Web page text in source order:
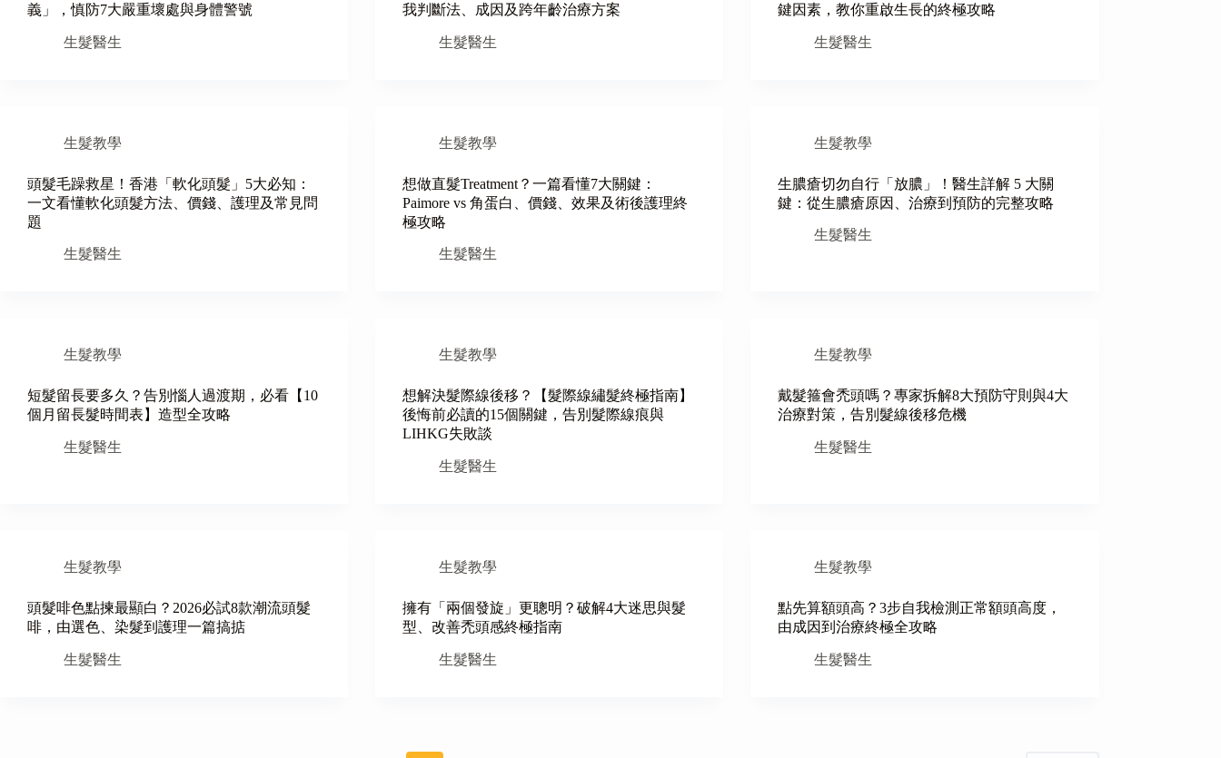
義」，慎防7大嚴重壞處與身體警號
生髮醫生
我判斷法、成因及跨年齡治療方案
生髮醫生
鍵因素，教你重啟生長的終極攻略
生髮醫生
生髮教學
頭髮毛躁救星！香港「軟化頭髮」5大必知：
一文看懂軟化頭髮方法、價錢、護理及常見問
題
生髮醫生
生髮教學
想做直髮Treatment？一篇看懂7大關鍵：
Paimore vs 角蛋白、價錢、效果及術後護理終
極攻略
生髮醫生
生髮教學
生膿瘡切勿自行「放膿」！醫生詳解 5 大關
鍵：從生膿瘡原因、治療到預防的完整攻略
生髮醫生
生髮教學
短髮留長要多久？告別惱人過渡期，必看【10
個月留長髮時間表】造型全攻略
生髮醫生
生髮教學
想解決髮際線後移？【髮際線繡髮終極指南】
後悔前必讀的15個關鍵，告別髮際線痕與
LIHKG失敗談
生髮醫生
生髮教學
戴髮箍會禿頭嗎？專家拆解8大預防守則與4大
治療對策，告別髮線後移危機
生髮醫生
生髮教學
頭髮啡色點揀最顯白？2026必試8款潮流頭髮
啡，由選色、染髮到護理一篇搞掂
生髮醫生
生髮教學
擁有「兩個發旋」更聰明？破解4大迷思與髮
型、改善禿頭感終極指南
生髮醫生
生髮教學
點先算額頭高？3步自我檢測正常額頭高度，
由成因到治療終極全攻略
生髮醫生